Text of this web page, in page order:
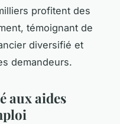
profitent des
témoignant de
diversifié et
demandeurs.
aux aides